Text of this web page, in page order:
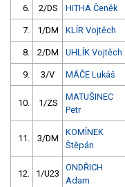
6. 2/DS HITHA Čeněk
7. 1/DM KLÍR Vojtěch
8. 2/DM UHLÍK Vojtěch
9. 3/V MÁČE Lukáš
10. 1/ZS
MATUŠINEC
Petr
11. 3/DM
KOMÍNEK
Štěpán
12. 1/U23
ONDŘICH
Adam